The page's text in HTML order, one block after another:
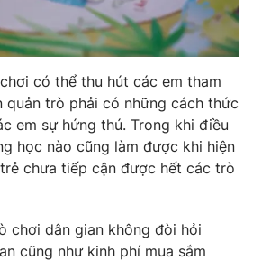
Infographic
Shorts video
VTV Thể thao
Bất động sản
Tấm lòng Việt
có thể thu hút các em tham
quản trò phải có những cách thức
em sự hứng thú. Trong khi điều
học nào cũng làm được khi hiện
chưa tiếp cận được hết các trò
chơi dân gian không đòi hỏi
cũng như kinh phí mua sắm